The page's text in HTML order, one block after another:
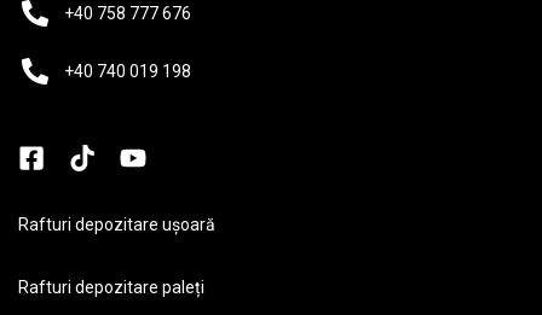
+40 758 777 676
+40 740 019 198
Rafturi depozitare ușoară
Rafturi depozitare paleți